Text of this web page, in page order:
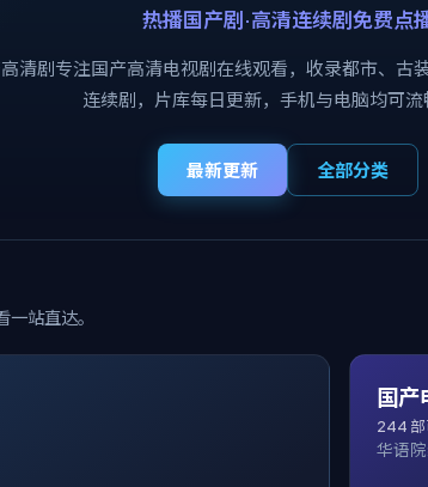
热播国产剧·高清连续剧免费点
清剧专注国产高清电视剧在线观看，收录都市、古
连续剧，片库每日更新，手机与电脑均可流
最新更新 全部分类
一站直达。
国产
244
华语